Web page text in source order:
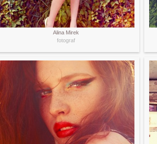
Alina Mirek
fotograf